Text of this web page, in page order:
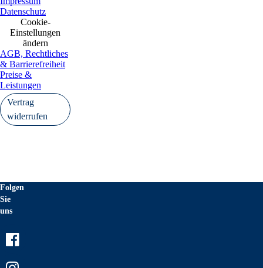
Datenschutz
Cookie-
Einstellungen
ändern
AGB, Rechtliches
& Barrierefreiheit
Preise &
Leistungen
Vertrag
widerrufen
Folgen
Sie
uns